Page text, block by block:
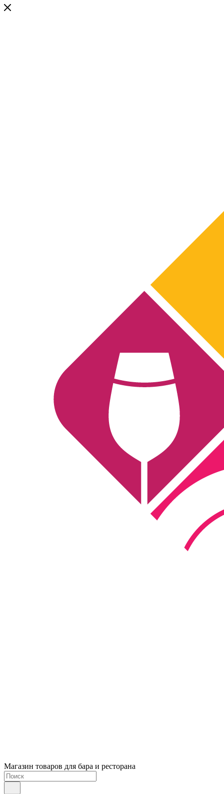
Магазин товаров для бара и ресторана